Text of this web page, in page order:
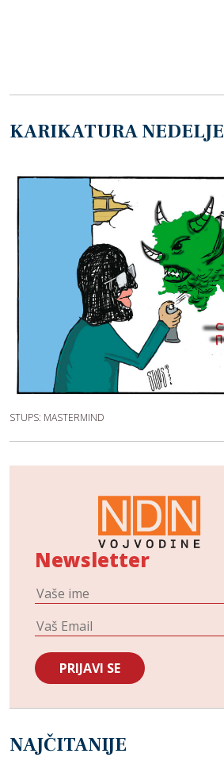
KARIKATURA NEDELJE
STUPS: MASTERMIND
Newsletter
NAJČITANIJE